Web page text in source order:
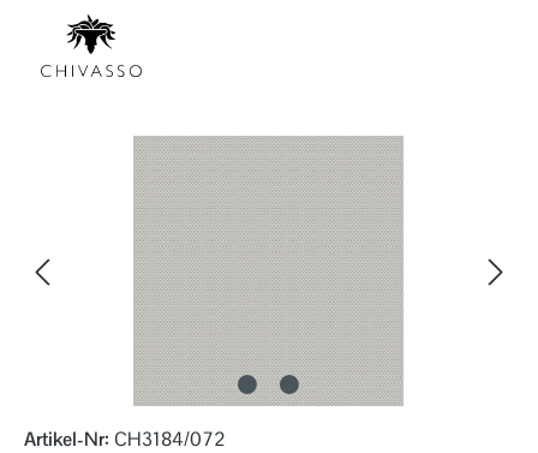
Bildergalerie überspringen
Artikel-Nr: CH3184/072